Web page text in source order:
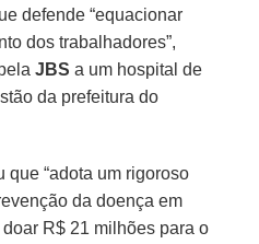
defende “equacionar
dos trabalhadores”,
JBS a um hospital de
da prefeitura do
que “adota um rigoroso
da doença em
R$ 21 milhões para o